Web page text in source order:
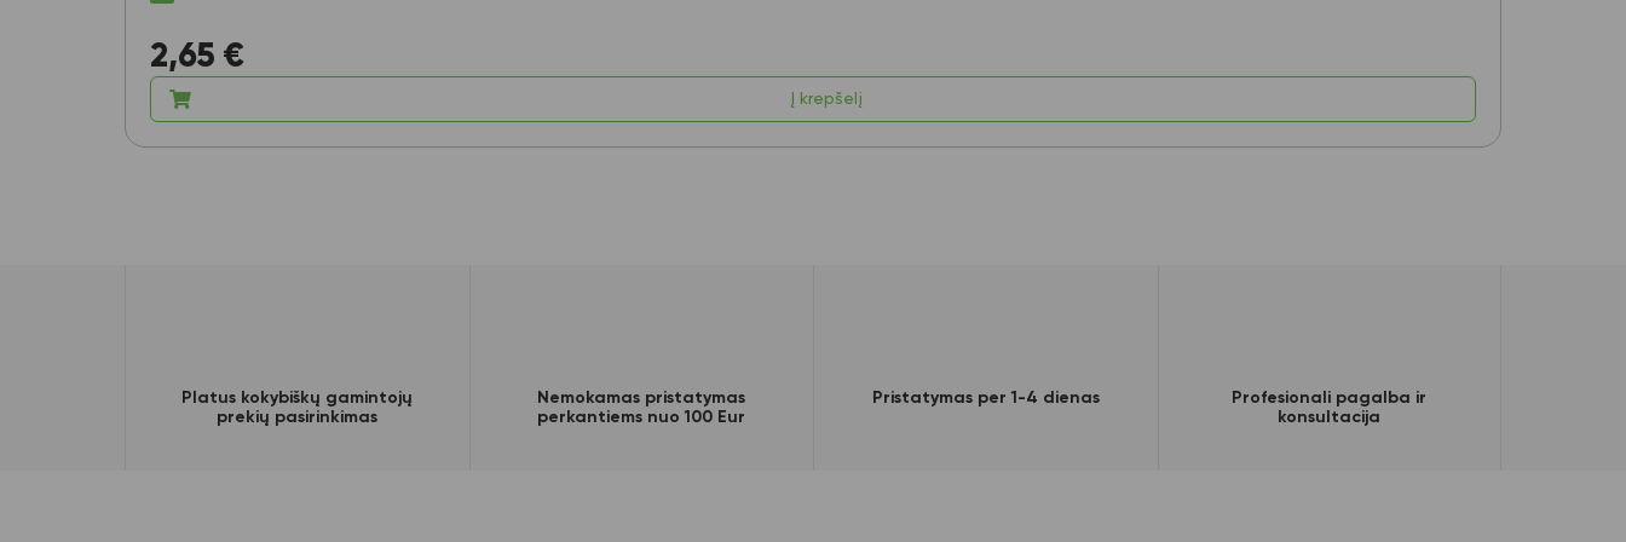
2,65 €
Į krepšelį
Platus kokybiškų gamintojų
prekių pasirinkimas
Nemokamas pristatymas
perkantiems nuo 100 Eur
Pristatymas per 1-4 dienas
Profesionali pagalba ir
konsultacija